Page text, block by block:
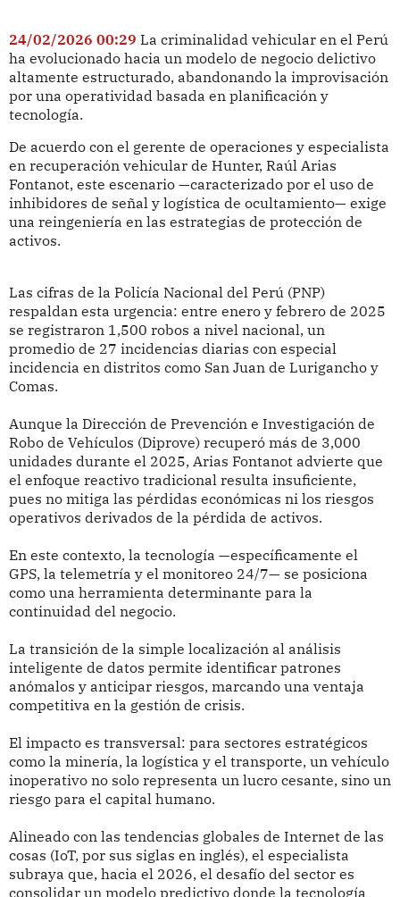
24/02/2026 00:29 La criminalidad vehicular en el Perú
ha evolucionado hacia un modelo de negocio delictivo
altamente estructurado, abandonando la improvisación
por una operatividad basada en planificación y
tecnología.
De acuerdo con el gerente de operaciones y especialista
en recuperación vehicular de Hunter, Raúl Arias
Fontanot, este escenario —caracterizado por el uso de
inhibidores de señal y logística de ocultamiento— exige
una reingeniería en las estrategias de protección de
activos.
Las cifras de la Policía Nacional del Perú (PNP)
respaldan esta urgencia: entre enero y febrero de 2025
se registraron 1,500 robos a nivel nacional, un
promedio de 27 incidencias diarias con especial
incidencia en distritos como San Juan de Lurigancho y
Comas.
Aunque la Dirección de Prevención e Investigación de
Robo de Vehículos (Diprove) recuperó más de 3,000
unidades durante el 2025, Arias Fontanot advierte que
el enfoque reactivo tradicional resulta insuficiente,
pues no mitiga las pérdidas económicas ni los riesgos
operativos derivados de la pérdida de activos.
En este contexto, la tecnología —específicamente el
GPS, la telemetría y el monitoreo 24/7— se posiciona
como una herramienta determinante para la
continuidad del negocio.
La transición de la simple localización al análisis
inteligente de datos permite identificar patrones
anómalos y anticipar riesgos, marcando una ventaja
competitiva en la gestión de crisis.
El impacto es transversal: para sectores estratégicos
como la minería, la logística y el transporte, un vehículo
inoperativo no solo representa un lucro cesante, sino un
riesgo para el capital humano.
Alineado con las tendencias globales de Internet de las
cosas (IoT, por sus siglas en inglés), el especialista
subraya que, hacia el 2026, el desafío del sector es
consolidar un modelo predictivo donde la tecnología